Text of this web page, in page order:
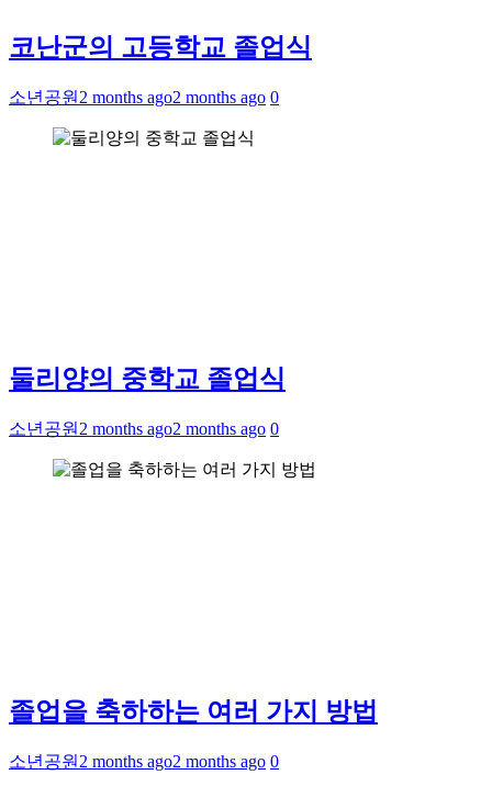
코난군의 고등학교 졸업식
소년공원 2 months ago2 months ago 0
둘리양의 중학교 졸업식
소년공원 2 months ago2 months ago 0
졸업을 축하하는 여러 가지 방법
소년공원 2 months ago2 months ago 0